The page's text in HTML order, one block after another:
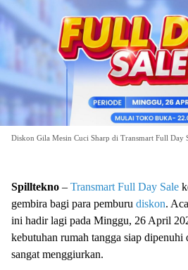
Diskon Gila Mesin Cuci Sharp di Transmart Full Day
Spilltekno – Transmart Full Day Sale
gembira bagi para pemburu diskon.
ini hadir lagi pada Minggu, 26 April
kebutuhan rumah tangga siap dipenuhi
sangat menggiurkan.